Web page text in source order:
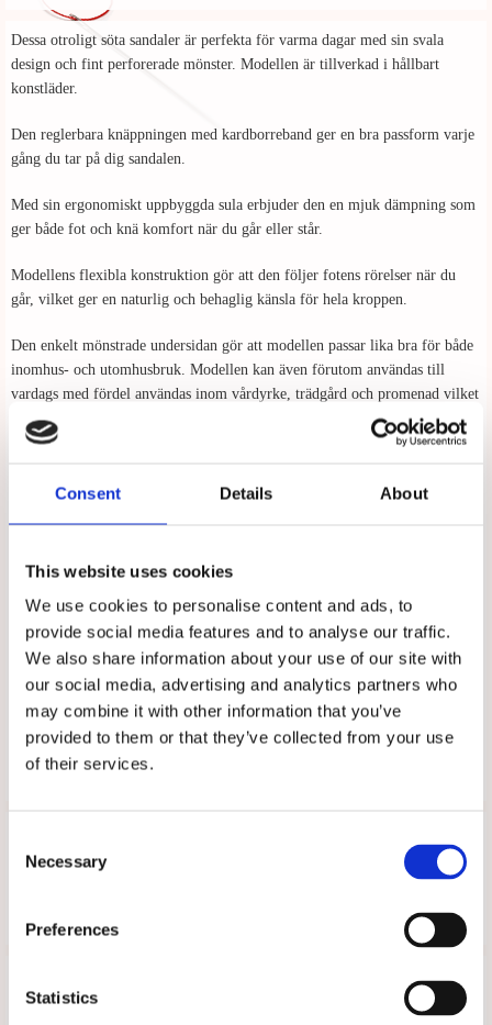
Consent Details About
This website uses cookies
We use cookies to personalise content and ads, to
provide social media features and to analyse our traffic.
We also share information about your use of our site with
our social media, advertising and analytics partners who
may combine it with other information that you’ve
provided to them or that they’ve collected from your use
of their services.
Selection
Necessary
Preferences
Statistics
Dessa otroligt söta sandaler är perfekta för varma dagar med sin svala
design och fint perforerade mönster. Modellen är tillverkad i hållbart
konstläder.
Den reglerbara knäppningen med kardborreband ger en bra passform varje
gång du tar på dig sandalen.
Med sin ergonomiskt uppbyggda sula erbjuder den en mjuk dämpning som
ger både fot och knä komfort när du går eller står.
Modellens flexibla konstruktion gör att den följer fotens rörelser när du
går, vilket ger en naturlig och behaglig känsla för hela kroppen.
Den enkelt mönstrade undersidan gör att modellen passar lika bra för både
inomhus- och utomhusbruk. Modellen kan även förutom användas till
vardags med fördel användas inom vårdyrke, trädgård och promenad vilket
ger dig flexibilitet, bekvämlighet och mångsidighet för alla tillfällen.
designad med fokus på din komfort och ditt välbefinnande.
Storlekens innermått i cm:
36: 22,5
37: 23
38: 24
39: 24,5
41: 26
Tipsa
Arbetsskor